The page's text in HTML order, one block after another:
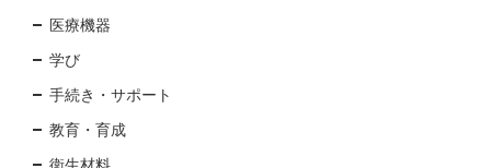
医療機器
学び
手続き・サポート
教育・育成
衛生材料